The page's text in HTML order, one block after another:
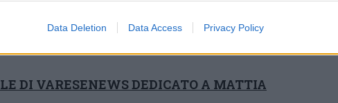
Data Deletion Data Access Privacy Policy
poi tenere conto anche di risultati altrui.
parti ed è un’ottima notizia anche in
DI VARESENEWS DEDICATO A MATTIA